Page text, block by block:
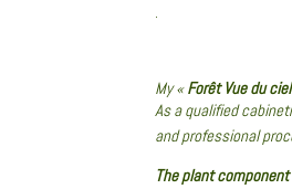
.
My «Forêt Vue du ciel
As a qualified
and professional
The plant